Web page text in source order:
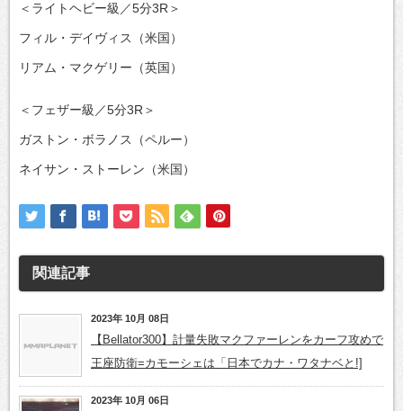
＜ライトヘビー級／5分3R＞
フィル・デイヴィス（米国）
リアム・マクゲリー（英国）
＜フェザー級／5分3R＞
ガストン・ボラノス（ペルー）
ネイサン・ストーレン（米国）
関連記事
2023年 10月 08日
【Bellator300】計量失敗マクファーレンをカーフ攻めで
王座防衛=カモーシェは「日本でカナ・ワタナベと!]
2023年 10月 06日